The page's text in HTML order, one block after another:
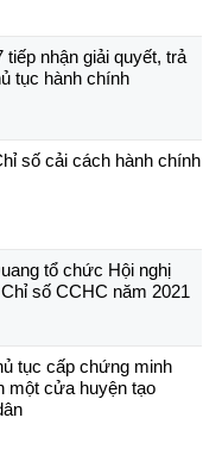
nhận giải quyết, trả
tục hành chính
số cải cách hành chính
tổ chức Hội nghị
số CCHC năm 2021
tục cấp chứng minh
một cửa huyện tạo